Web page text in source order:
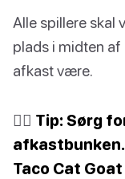
Alle spillere skal
plads i midten
afkast være.
✍🏽 Tip: Sørg
Taco Cat